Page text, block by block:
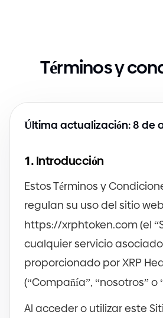
Términos y
Última actualización: 8 de
1.Introducción
Estos Términos y
regulan su uso del sitio
https://xrphtoken.com(el
cualquier servicio asociado
proporcionado por XRP
(“Compañía”, “nosotros” o
Al acceder o utilizar este